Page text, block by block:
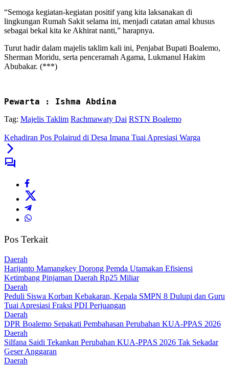
“Semoga kegiatan-kegiatan positif yang kita laksanakan di
lingkungan Rumah Sakit selama ini, menjadi catatan amal khusus
sebagai bekal kita ke Akhirat nanti,” harapnya.
Turut hadir dalam majelis taklim kali ini, Penjabat Bupati Boalemo,
Sherman Moridu, serta penceramah Agama, Lukmanul Hakim
Abubakar. (***)
Pewarta : Ishma Abdina
Tag: Majelis Taklim Rachmawaty Dai RSTN Boalemo
Kehadiran Pos Polairud di Desa Imana Tuai Apresiasi Warga
Pos Terkait
Daerah
Harijanto Mamangkey Dorong Pemda Utamakan Efisiensi
Ketimbang Pinjaman Daerah Rp25 Miliar
Daerah
Peduli Siswa Korban Kebakaran, Kepala SMPN 8 Dulupi dan Guru
Tuai Apresiasi Fraksi PDI Perjuangan
Daerah
DPR Boalemo Sepakati Pembahasan Perubahan KUA-PPAS 2026
Daerah
Silfana Saidi Tekankan Perubahan KUA-PPAS 2026 Tak Sekadar
Geser Anggaran
Daerah